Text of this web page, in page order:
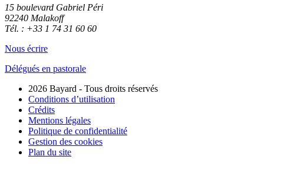
15 boulevard Gabriel Péri
92240 Malakoff
Tél. : +33 1 74 31 60 60
Nous écrire
Délégués en pastorale
2026 Bayard - Tous droits réservés
Conditions d’utilisation
Crédits
Mentions légales
Politique de confidentialité
Gestion des cookies
Plan du site